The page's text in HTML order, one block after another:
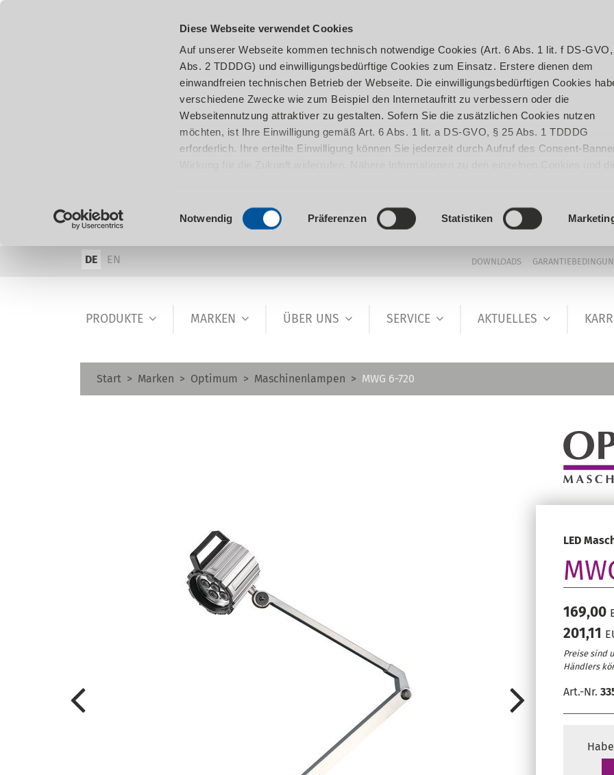
Diese Webseite verwendet Cookies
Auf unserer Webseite kommen technisch notwendige Cookies (Art. 6 Abs. 1 lit. f DS-
Abs. 2 TDDDG) und einwilligungsbedürftige Cookies zum Einsatz. Erstere dienen dem
einwandfreien technischen Betrieb der Webseite. Die einwilligungsbedürftigen Cookies
verschiedene Zwecke wie zum Beispiel den Internetaufritt zu verbessern oder die
Webseitennutzung attraktiver zu gestalten. Sofern Sie die zusätzlichen Cookies nutzen
möchten, ist Ihre Einwilligung gemäß Art. 6 Abs. 1 lit. a DS-GVO, § 25 Abs. 1 TDDDG
erforderlich. Ihre erteilte Einwilligung können Sie jederzeit durch Aufruf des Consent-
Einwilligungsauswahl
Notwendig Präferenzen Statistiken
DE EN DOWNLOADS
PRODUKTE MARKEN ÜBER UNS SERVICE AKTUELLES
Start Marken Optimum Maschinenlampen MWG 6-720
LED
169,00
201,11
Preise sind
Händlers
Art.-Nr.